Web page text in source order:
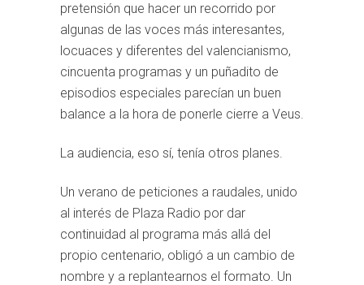
pretensión que hacer un recorrido por
algunas de las voces más interesantes,
locuaces y diferentes del valencianismo,
cincuenta programas y un puñadito de
episodios especiales parecían un buen
balance a la hora de ponerle cierre a Veus.
La audiencia, eso sí, tenía otros planes.
Un verano de peticiones a raudales, unido
al interés de Plaza Radio por dar
continuidad al programa más allá del
propio centenario, obligó a un cambio de
nombre y a replantearnos el formato. Un